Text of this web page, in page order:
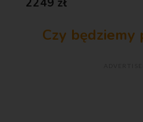
Czy będziemy